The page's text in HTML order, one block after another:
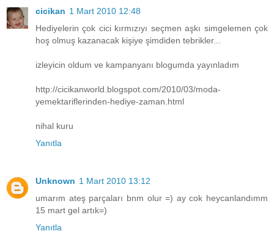
cicikan 1 Mart 2010 12:48
Hediyelerin çok cici kırmızıyı seçmen aşkı simgelemen çok
hoş olmuş kazanacak kişiye şimdiden tebrikler...
izleyicin oldum ve kampanyanı blogumda yayınladım
http://cicikanworld.blogspot.com/2010/03/moda-
yemektariflerinden-hediye-zaman.html
nihal kuru
Yanıtla
Unknown 1 Mart 2010 13:12
umarım ateş parçaları bnm olur =) ay cok heycanlandımm
15 mart gel artık=)
Yanıtla